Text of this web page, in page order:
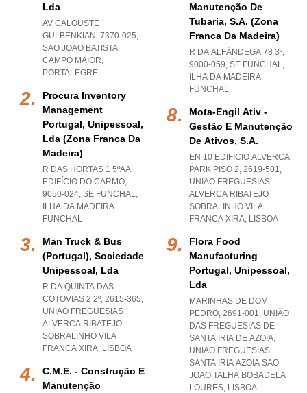
Lda
AV CALOUSTE
GULBENKIAN, 7370-025,
SAO JOAO BATISTA
CAMPO MAIOR,
PORTALEGRE
Procura Inventory
Management
Portugal, Unipessoal,
Lda (zona Franca Da
Madeira)
R DAS HORTAS 1 5ºAA
EDIFÍCIO DO CARMO,
9050-024, SE FUNCHAL,
ILHA DA MADEIRA
FUNCHAL
Man Truck & Bus
(portugal), Sociedade
Unipessoal, Lda
R DA QUINTA DAS
COTOVIAS 2 2º, 2615-365,
UNIAO FREGUESIAS
ALVERCA RIBATEJO
SOBRALINHO VILA
FRANCA XIRA, LISBOA
C.m.e. - Construção E
Manutenção
Manutenção De
Tubaria, S.a. (zona
Franca Da Madeira)
R DA ALFÂNDEGA 78 3º,
9000-059, SE FUNCHAL,
ILHA DA MADEIRA
FUNCHAL
Mota-Engil Ativ -
Gestão E Manutenção
De Ativos, S.a.
EN 10 EDIFÍCIO ALVERCA
PARK PISO 2, 2619-501,
UNIAO FREGUESIAS
ALVERCA RIBATEJO
SOBRALINHO VILA
FRANCA XIRA, LISBOA
Flora Food
Manufacturing
Portugal, Unipessoal,
Lda
MARINHAS DE DOM
PEDRO, 2691-001, UNIÃO
DAS FREGUESIAS DE
SANTA IRIA DE AZOIA,
UNIAO FREGUESIAS
SANTA IRIA AZOIA SAO
JOAO TALHA BOBADELA
LOURES, LISBOA